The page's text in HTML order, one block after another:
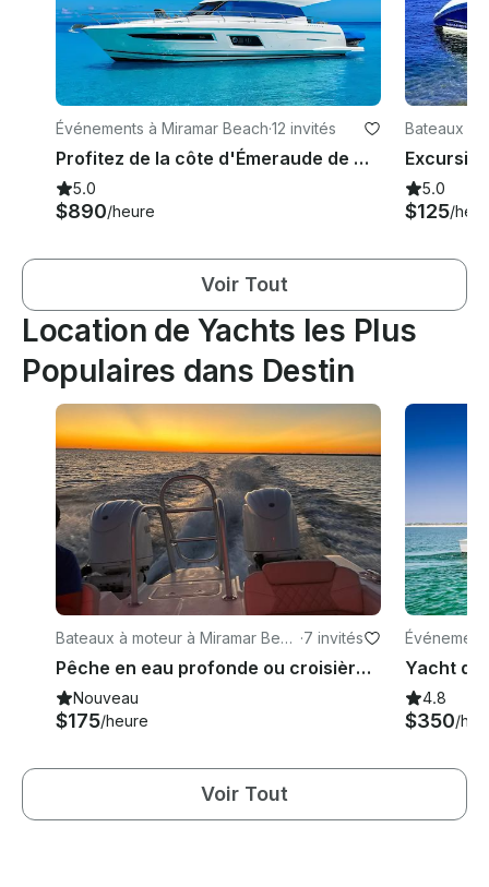
Événements à Miramar Beach·12 invités
Profitez de la côte d'Émeraude de Destin à bord d'un yacht à moteur Prestige de 60 pieds
5.0
$890/heure
Bateaux à
each
5.0
$125/
Voir Tout
Location de Yachts les Plus
Populaires dans Destin
Bateaux à moteur à Miramar Beac
h
·7 invités
Pêche en eau profonde ou croisière sur un tout nouveau World Cat 230 DC 300HP
Nouveau
$175/heure
4.8
$350/
Voir Tout